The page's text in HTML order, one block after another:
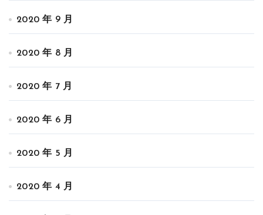
2020 年 9 月
2020 年 8 月
2020 年 7 月
2020 年 6 月
2020 年 5 月
2020 年 4 月